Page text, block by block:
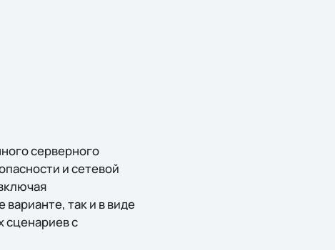
серверного
и сетевой
так и в виде
сценариев с